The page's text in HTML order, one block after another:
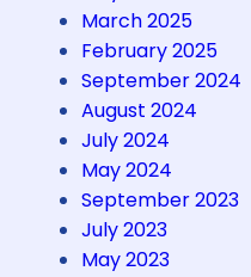
a
p
i
T
a
n
t
a
n
March 2025
February 2025
September 2024
August 2024
July 2024
May 2024
September 2023
July 2023
May 2023